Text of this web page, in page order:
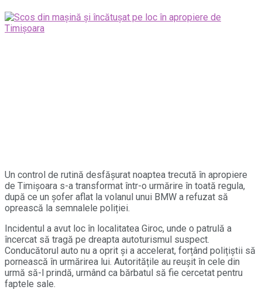
Un control de rutină desfășurat noaptea trecută în apropiere
de Timișoara s-a transformat într-o urmărire în toată regula,
după ce un șofer aflat la volanul unui BMW a refuzat să
oprească la semnalele poliției.
Incidentul a avut loc în localitatea Giroc, unde o patrulă a
încercat să tragă pe dreapta autoturismul suspect.
Conducătorul auto nu a oprit și a accelerat, forțând polițiștii să
pornească în urmărirea lui. Autoritățile au reușit în cele din
urmă să-l prindă, urmând ca bărbatul să fie cercetat pentru
faptele sale.